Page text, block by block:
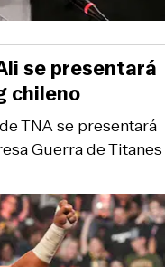
TNA se presentará
Guerra de Titanes
se presentará
chileno